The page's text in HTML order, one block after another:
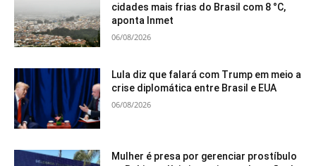
cidades mais frias do Brasil com 8 °C,
aponta Inmet
06/08/2026
Lula diz que falará com Trump em meio a
crise diplomática entre Brasil e EUA
06/08/2026
Mulher é presa por gerenciar prostíbulo